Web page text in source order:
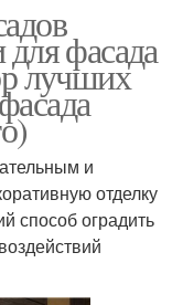
для внутренней
отделки
панели
для стен
фасада
лучших
и
отделку
способ оградить